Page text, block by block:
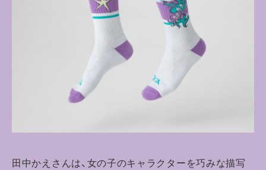
田中かえさんは、女の子のキャラクターを巧みな描写